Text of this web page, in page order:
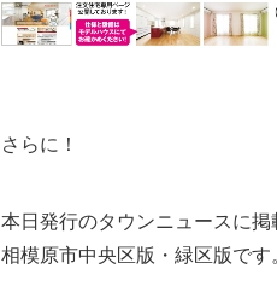
さらに！
本日発行のタウンニュースに掲
相模原市中央区版・緑区版です